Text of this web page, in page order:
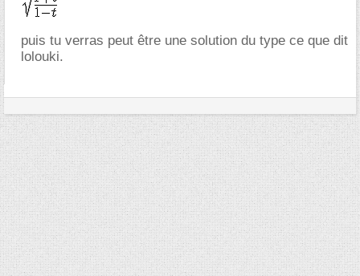
puis tu verras peut être une solution du type ce que dit
lolouki.